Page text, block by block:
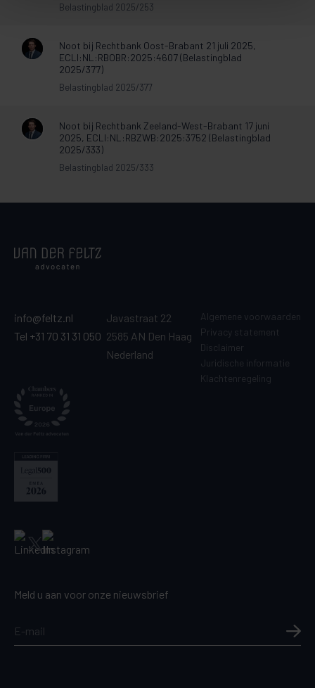
Belastingblad 2025/253
Noot bij Rechtbank Oost-Brabant 21 juli 2025,
ECLI:NL:RBOBR:2025:4607 (Belastingblad
2025/377)
Belastingblad 2025/377
Noot bij Rechtbank Zeeland-West-Brabant 17 juni
2025, ECLI:NL:RBZWB:2025:3752 (Belastingblad
2025/333)
Belastingblad 2025/333
info@feltz.nl
Tel +31 70 31 31 050
Javastraat 22
2585 AN Den Haag
Nederland
Algemene voorwaarden
Privacy statement
Disclaimer
Juridische informatie
Klachtenregeling
Meld u aan voor onze nieuwsbrief